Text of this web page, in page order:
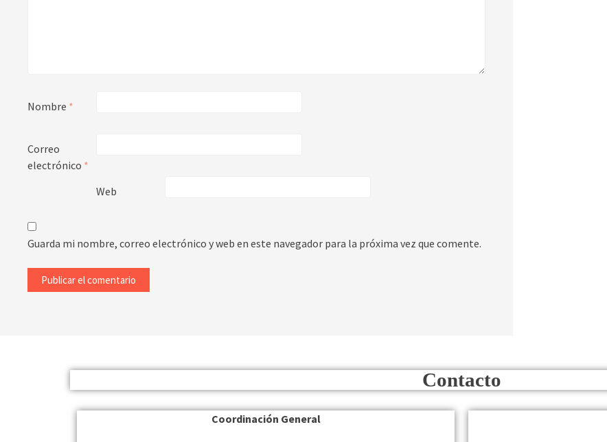
Nombre *
Correo
electrónico *
Web
Guarda mi nombre, correo electrónico y web en este navegador para la próxima vez que comente.
Contacto
Coordinación General